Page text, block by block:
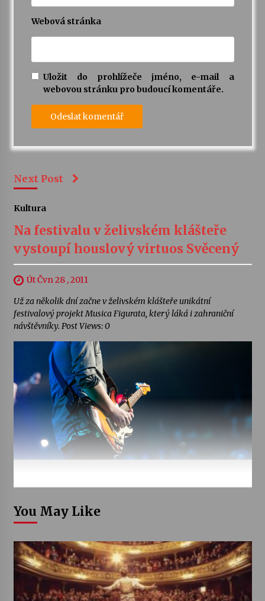
Webová stránka
Uložit do prohlížeče jméno, e-mail a
webovou stránku pro budoucí komentáře.
Next Post
Kultura
Na festivalu v želivském klášteře
vystoupí houslový virtuos Svěcený
Út Čvn 28 , 2011
Už za několik dní začne v želivském klášteře unikátní
festivalový projekt Musica Figurata, který láká i zahraniční
návštěvníky. Post Views: 0
You May Like